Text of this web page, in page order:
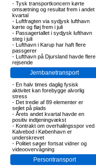
- Tysk transportkoncern kørte
omsætning og resultat frem i andet
kvartal
- Luftfragten via sydjysk lufthavn
kørte og fløj frem i juli
- Passagertallet i sydjysk lufthavn
steg i juli
- Lufthavn i Karup har haft flere
passgerer
- Lufthavn på Djursland havde flere
rejsende
Jernbanetransport
- En halv times daglig fysisk
aktivitet kan forebygge alvorlig
stress
- Det tredie af 89 elementer er
sejlet på plads
- Årets andet kvartal havde en
positiv indtjeningvækst
- Kontrakt om overhalingsspor ved
Kalvebod i København er
underskrevet
- Politiet søger fortsat vidner og
videoovervågning
Persontransport